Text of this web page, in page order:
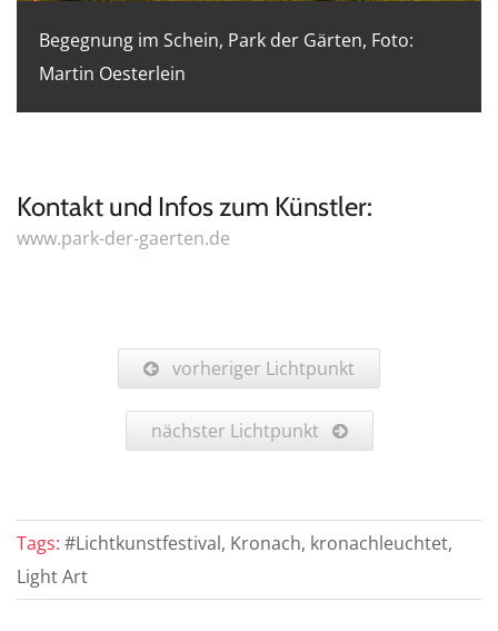
Begegnung im Schein, Park der Gärten, Foto:
Martin Oesterlein
Kontakt und Infos zum Künstler:
www.park-der-gaerten.de
vorheriger Lichtpunkt
nächster Lichtpunkt
Tags: #Lichtkunstfestival, Kronach, kronachleuchtet,
Light Art